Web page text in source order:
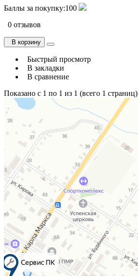
Баллы за покупку:100
0 отзывов
В корзину
Быстрый просмотр
В закладки
В сравнение
Показано с 1 по 1 из 1 (всего 1 страниц)